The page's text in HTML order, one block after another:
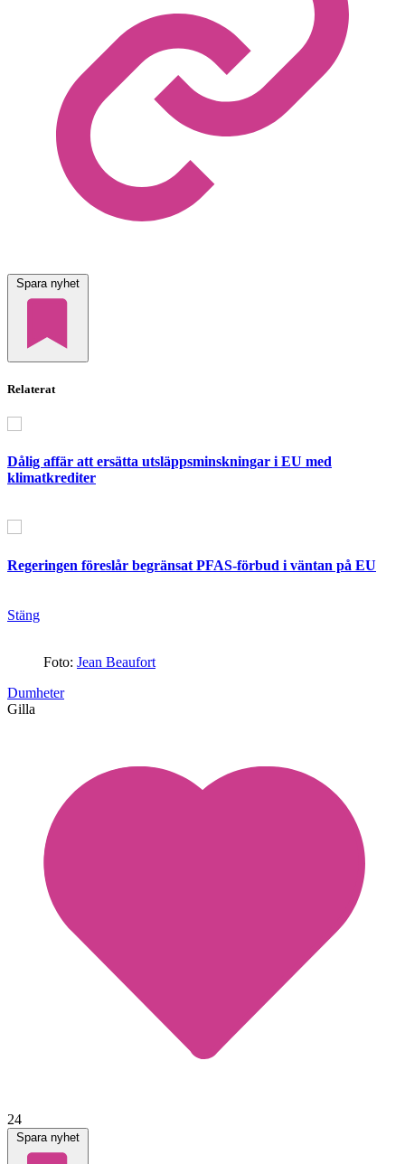
Spara nyhet
Relaterat
Dålig affär att ersätta utsläppsminskningar i EU med
klimatkrediter
Regeringen föreslår begränsat PFAS-förbud i väntan på EU
Stäng
Foto: Jean Beaufort
Dumheter
Gilla
24
Spara nyhet